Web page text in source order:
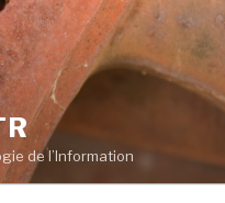
de l’Information